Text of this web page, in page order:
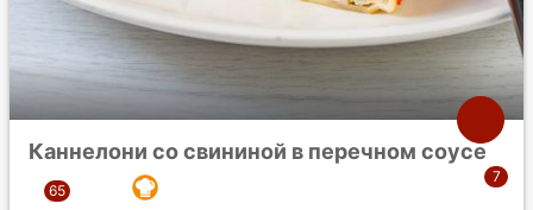
Каннелони со свининой в перечном соусе